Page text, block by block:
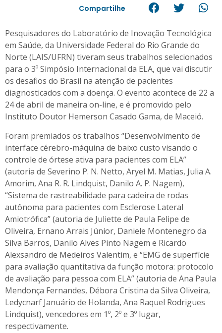
Compartilhe
Pesquisadores do Laboratório de Inovação Tecnológica
em Saúde, da Universidade Federal do Rio Grande do
Norte (LAIS/UFRN) tiveram seus trabalhos selecionados
para o 3º Simpósio Internacional da ELA, que vai discutir
os desafios do Brasil na atenção de pacientes
diagnosticados com a doença. O evento acontece de 22 a
24 de abril de maneira on-line, e é promovido pelo
Instituto Doutor Hemerson Casado Gama, de Maceió.
Foram premiados os trabalhos “Desenvolvimento de
interface cérebro-máquina de baixo custo visando o
controle de órtese ativa para pacientes com ELA”
(autoria de Severino P. N. Netto, Aryel M. Matias, Julia A.
Amorim, Ana R. R. Lindquist, Danilo A. P. Nagem),
“Sistema de rastreabilidade para cadeira de rodas
autônoma para pacientes com Esclerose Lateral
Amiotrófica” (autoria de Juliette de Paula Felipe de
Oliveira, Ernano Arrais Júnior, Daniele Montenegro da
Silva Barros, Danilo Alves Pinto Nagem e Ricardo
Alexsandro de Medeiros Valentim, e “EMG de superfície
para avaliação quantitativa da função motora: protocolo
de avaliação para pessoa com ELA” (autoria de Ana Paula
Mendonça Fernandes, Débora Cristina da Silva Oliveira,
Ledycnarf Januário de Holanda, Ana Raquel Rodrigues
Lindquist), vencedores em 1º, 2º e 3º lugar,
respectivamente.